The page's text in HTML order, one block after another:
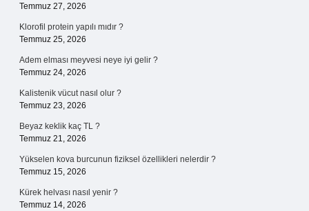
Temmuz 27, 2026
Klorofil protein yapılı mıdır ?
Temmuz 25, 2026
Adem elması meyvesi neye iyi gelir ?
Temmuz 24, 2026
Kalistenik vücut nasıl olur ?
Temmuz 23, 2026
Beyaz keklik kaç TL ?
Temmuz 21, 2026
Yükselen kova burcunun fiziksel özellikleri nelerdir ?
Temmuz 15, 2026
Kürek helvası nasıl yenir ?
Temmuz 14, 2026